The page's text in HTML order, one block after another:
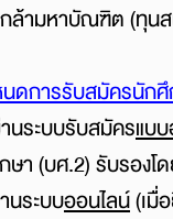
กล้ามหาบัณฑิต (
ดการรับสมัครนัก
นระบบรับสมัครแบ
ษา (บศ.2) รับรอ
นระบบออนไลน์(เมื่